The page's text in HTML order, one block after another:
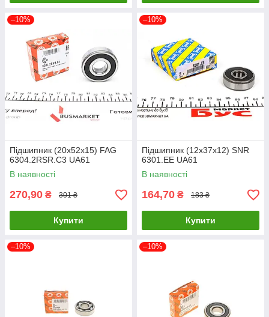
–10%
Підшипник (20x52x15) FAG
6304.2RSR.C3 UA61
В наявності
270,90 ₴ 301 ₴
Купити
–10%
Підшипник (12x37x12) SNR
6301.EE UA61
В наявності
164,70 ₴ 183 ₴
Купити
–10% –10%